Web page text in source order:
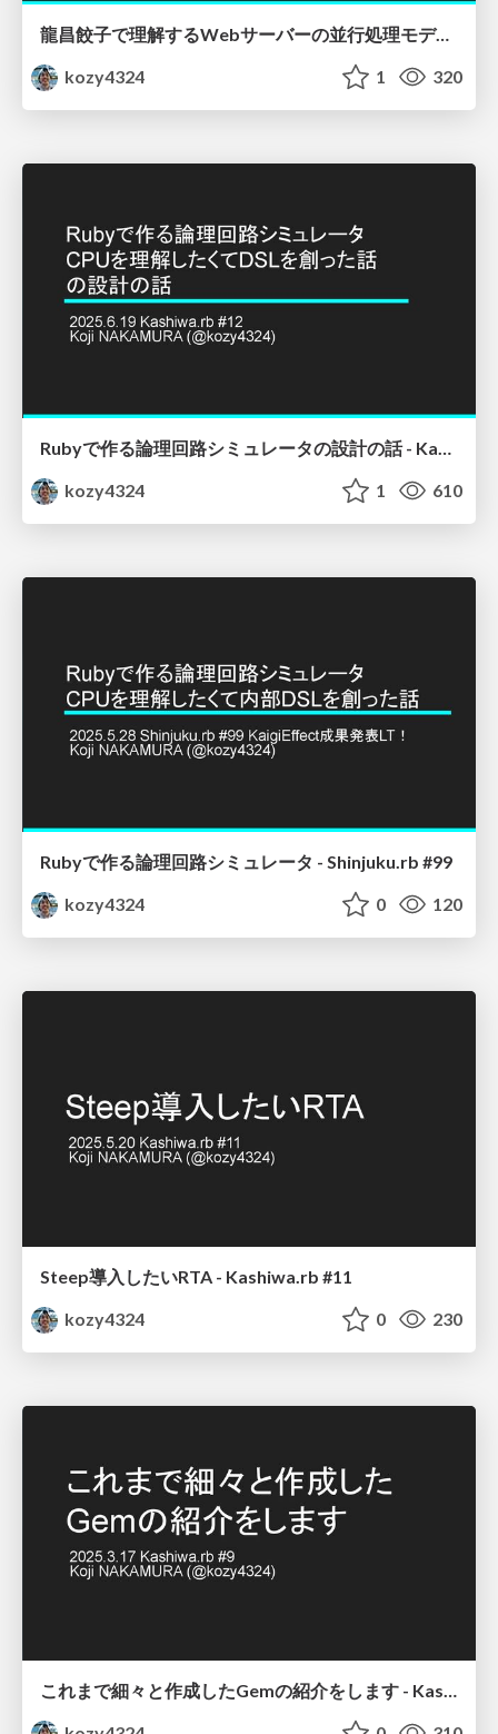
龍昌餃子で理解するWebサーバーの並行処理モデル - 東葛.dev #9
kozy4324
1 320
Rubyで作る論理回路シミュレータの設計の話 - Kashiwa.rb #12
kozy4324
1 610
Rubyで作る論理回路シミュレータ - Shinjuku.rb #99
kozy4324
0 120
Steep導入したいRTA - Kashiwa.rb #11
kozy4324
0 230
これまで細々と作成したGemの紹介をします - Kashiwa.rb #9